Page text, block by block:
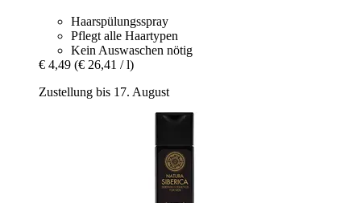
Haarspülungsspray
Pflegt alle Haartypen
Kein Auswaschen nötig
€ 4,49 (€ 26,41 / l)
Zustellung bis 17. August